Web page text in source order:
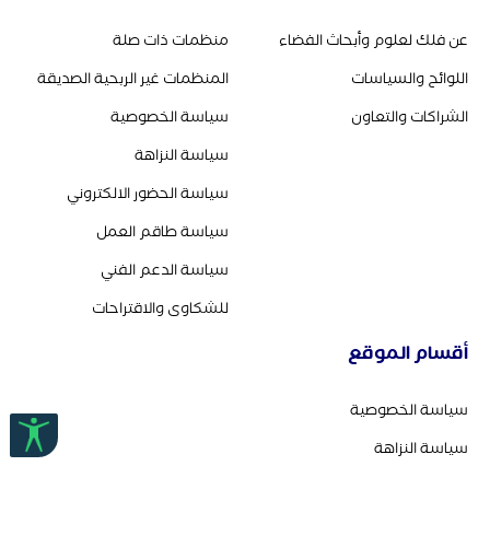
عن فلك لعلوم وأبحاث الفضاء
اللوائح والسياسات
الشراكات والتعاون
منظمات ذات صلة
المنظمات غير الربحية الصديقة
سياسة الخصوصية
سياسة النزاهة
سياسة الحضور الالكتروني
سياسة طاقم العمل
سياسة الدعم الفني
للشكاوى والاقتراحات
أقسام الموقع
سياسة الخصوصية
سياسة النزاهة